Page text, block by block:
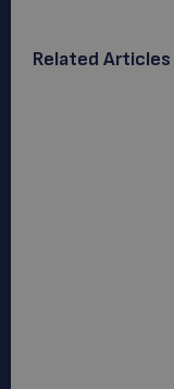
Related Articles